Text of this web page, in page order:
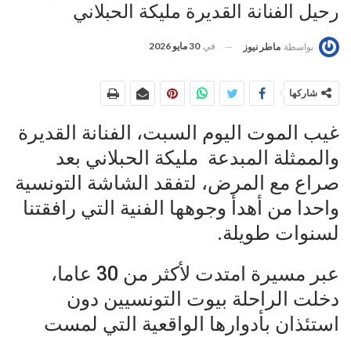
رحيل الفنانة القديرة مليكة الحبلاني
بواسطة ماطر نيوز في 30 مايو 2026
شاركها
غيب الموت اليوم السبت، الفنانة القديرة
والممثلة المبدعة مليكة الحبلاني بعد
صراع مع المرض، لتفقد الشاشة التونسية
واحدا من أهدأ وجوهها الفنية التي رافقتنا
لسنوات طويلة.
عبر مسيرة امتدت لأكثر من 30 عاما،
دخلت الراحلة بيوت التونسيين دون
استئذان بأدوارها الواقعية التي لمست